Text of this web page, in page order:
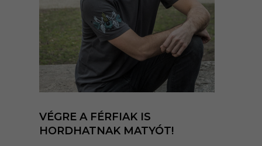
VÉGRE A FÉRFIAK IS
HORDHATNAK MATYÓT!